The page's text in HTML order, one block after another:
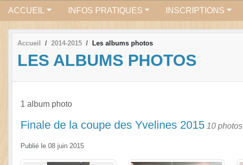
ACCUEIL INFOS PRATIQUES INSCRIPTIONS
Accueil 2014-2015 Les albums photos
LES ALBUMS PHOTOS
1 album photo
Finale de la coupe des Yvelines 2015 10 photos
Publié le 08 juin 2015